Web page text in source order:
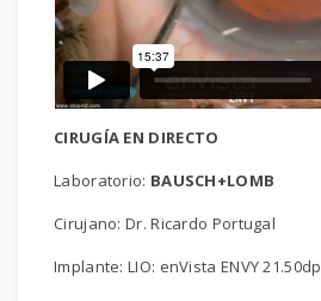
CIRUGÍA EN DIRECTO
Laboratorio: BAUSCH+LOMB
Cirujano: Dr. Ricardo Portugal
Implante: LIO: enVista ENVY 21.50dp